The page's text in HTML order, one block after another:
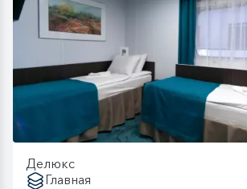
Делюкс
Главная